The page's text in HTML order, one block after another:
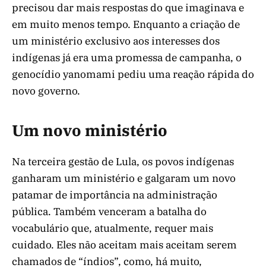
precisou dar mais respostas do que imaginava e
em muito menos tempo. Enquanto a criação de
um ministério exclusivo aos interesses dos
indígenas já era uma promessa de campanha, o
genocídio yanomami pediu uma reação rápida do
novo governo.
Um novo ministério
Na terceira gestão de Lula, os povos indígenas
ganharam um ministério e galgaram um novo
patamar de importância na administração
pública. Também venceram a batalha do
vocabulário que, atualmente, requer mais
cuidado. Eles não aceitam mais aceitam serem
chamados de “índios”, como, há muito,